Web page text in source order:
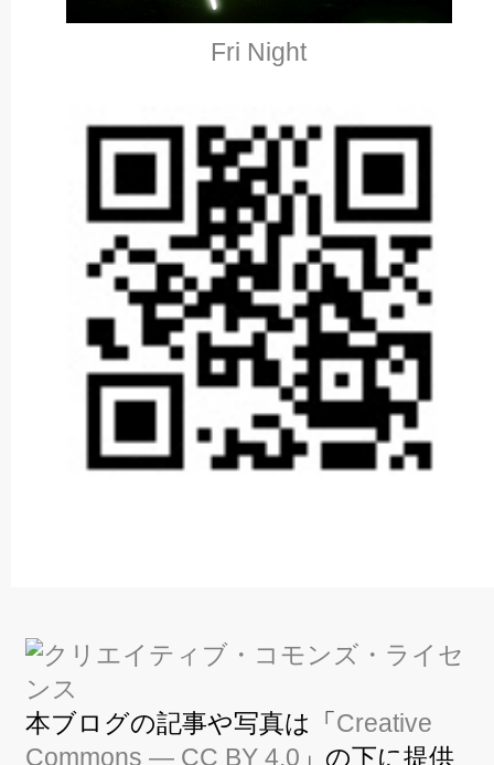
Fri Night
本ブログの記事や写真は「 Creative
Commons — CC BY 4.0 」の下に提供